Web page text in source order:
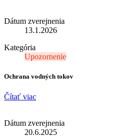
Dátum zverejnenia
13.1.2026
Kategória
Upozornenie
Ochrana vodných tokov
Čítať viac
Dátum zverejnenia
20.6.2025